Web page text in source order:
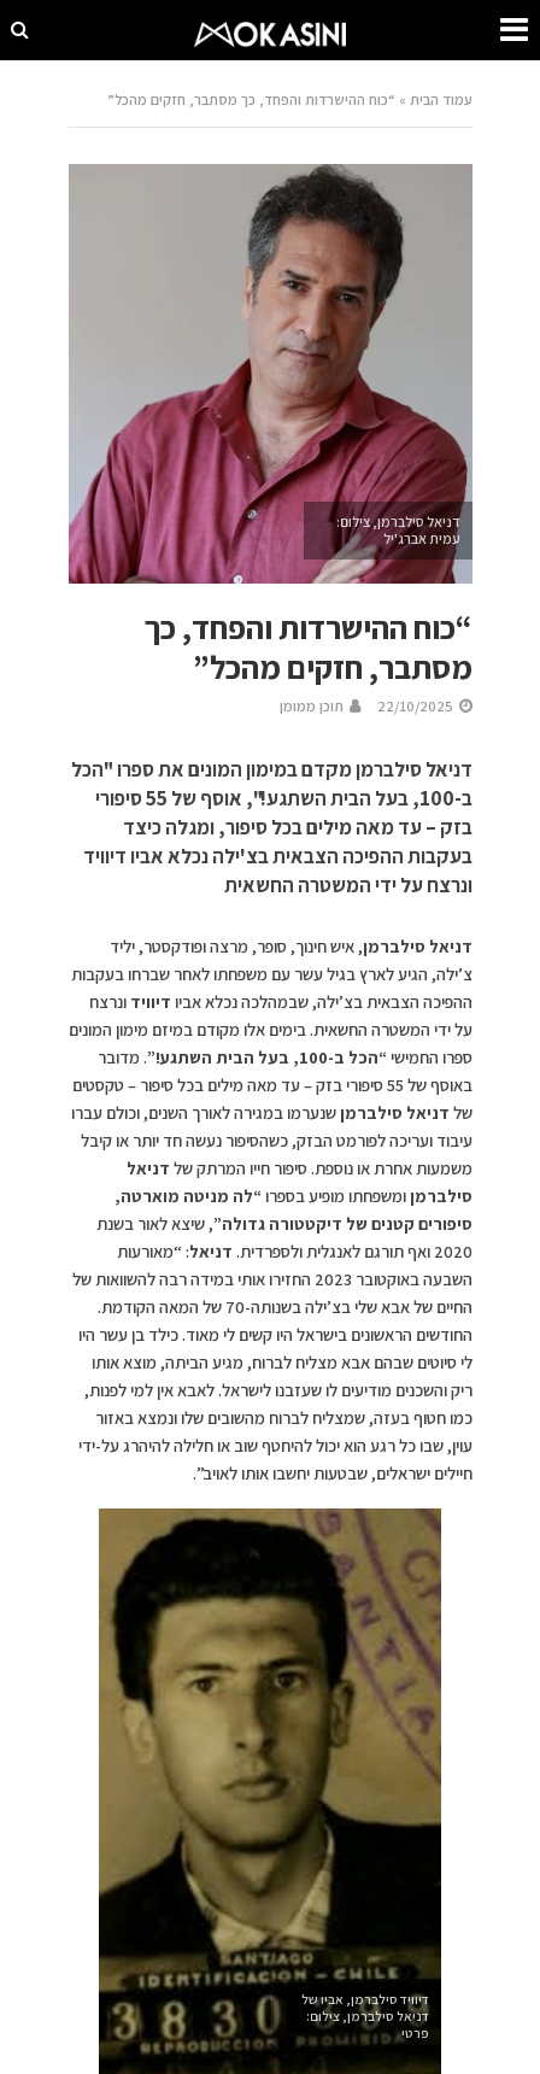
עמוד הבית » “כוח ההישרדות והפחד, כך מסתבר, חזקים מהכל”
דניאל סילברמן, צילום:
עמית אברג'יל
“כוח ההישרדות והפחד, כך
מסתבר, חזקים מהכל”
22/10/2025 תוכן ממומן
דניאל סילברמן מקדם במימון המונים את ספרו "הכל
ב-100, בעל הבית השתגע!", אוסף של 55 סיפורי
בזק – עד מאה מילים בכל סיפור, ומגלה כיצד
בעקבות ההפיכה הצבאית בצ'ילה נכלא אביו דיוויד
ונרצח על ידי המשטרה החשאית
דניאל סילברמן, איש חינוך, סופר, מרצה ופודקסטר, יליד
צ’ילה, הגיע לארץ בגיל עשר עם משפחתו לאחר שברחו בעקבות
ההפיכה הצבאית בצ’ילה, שבמהלכה נכלא אביו דיוויד ונרצח
על ידי המשטרה החשאית. בימים אלו מקודם במיזם מימון המונים
ספרו החמישי“הכל ב-100, בעל הבית השתגע!”
. מדובר
באוסף של 55 סיפורי בזק – עד מאה מילים בכל סיפור – טקסטים
של דניאל סילברמן שנערמו במגירה לאורך השנים, וכולם עברו
עיבוד ועריכה לפורמט הבזק, כשהסיפור נעשה חד יותר או קיבל
משמעות אחרת או נוספת. סיפור חייו המרתק של דניאל
סילברמן ומשפחתו מופיע בספרו“לה מניטה מוארטה,
סיפורים קטנים של דיקטטורה גדולה”, שיצא לאור בשנת
2020 ואף תורגם לאנגלית ולספרדית.
דניאל: “מאורעות
השבעה באוקטובר 2023 החזירו אותי במידה רבה להשוואות של
החיים של אבא שלי בצ’ילה בשנותה-70 של המאה הקודמת.
החודשים הראשונים בישראל היו קשים לי מאוד. כילד בן עשר היו
לי סיוטים שבהם אבא מצליח לברוח, מגיע הביתה, מוצא אותו
ריק והשכנים מודיעים לו שעזבנו לישראל. לאבא אין למי לפנות,
כמו חטוף בעזה, שמצליח לברוח מהשובים שלו ונמצא באזור
עוין, שבו כל רגע הוא יכול להיחטף שוב או חלילה להיהרג על-ידי
חיילים ישראלים, שבטעות יחשבו אותו לאויב”.
דיוויד סילברמן, אביו של
דניאל סילברמן, צילום:
פרטי